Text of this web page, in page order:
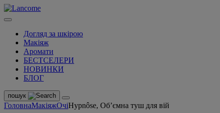
Догляд за шкірою
Макіяж
Аромати
БЕСТСЕЛЕРИ
НОВИНКИ
БЛОГ
пошук
ГоловнаМакіяжОчіHypnôse, Об’ємна туш для вій